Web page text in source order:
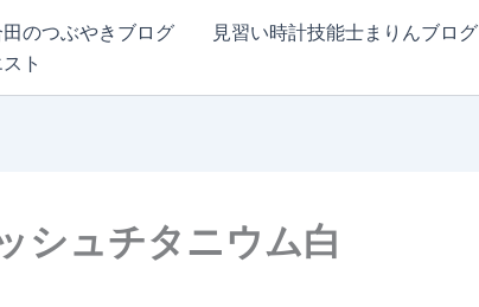
のつぶやきブログ 見習い時計技能士まりんブログ
ト
シュチタニウム白